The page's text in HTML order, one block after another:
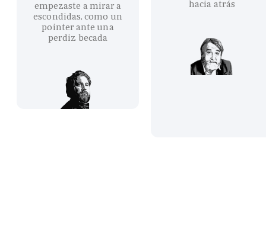
empezaste a mirar a
escondidas, como un
pointer ante una
perdiz becada
hacia atrás